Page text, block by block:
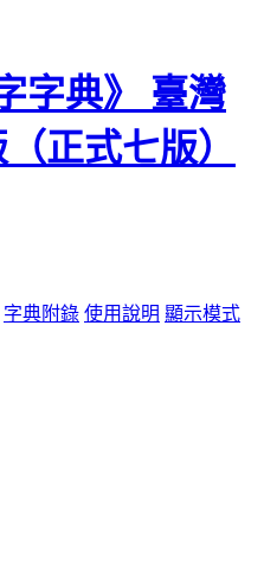
字典附錄 使用說明 顯示模式